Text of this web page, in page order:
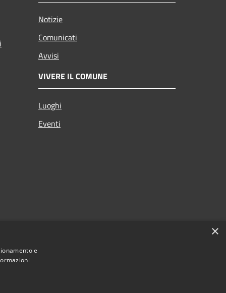
Notizie
Comunicati
Avvisi
VIVERE IL COMUNE
Luoghi
Eventi
×
e